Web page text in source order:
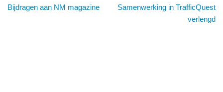
Bijdragen aan NM magazine
Samenwerking in TrafficQuest
verlengd